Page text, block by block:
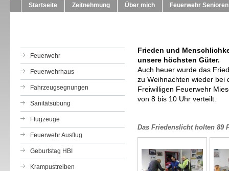
Startseite Zeitnehmung Über mich Feuerwehr Senioren
Feuerwehr
Feuerwehrhaus
Fahrzeugsegnungen
Sanitätsübung
Flugzeuge
Feuerwehr Ausflug
Geburtstag HBI
Krampustreiben
Frieden und
unsere höchsten Güter.
Auch heuer wurde das
zu Weihnachten wieder bei
Freiwilligen Feuerwehr
von 8 bis 10 Uhr verteilt.
Das Friedenslicht holten 89